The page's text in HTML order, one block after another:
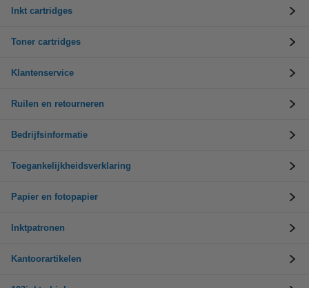
Inkt cartridges
Toner cartridges
Klantenservice
Ruilen en retourneren
Bedrijfsinformatie
Toegankelijkheidsverklaring
Papier en fotopapier
Inktpatronen
Kantoorartikelen